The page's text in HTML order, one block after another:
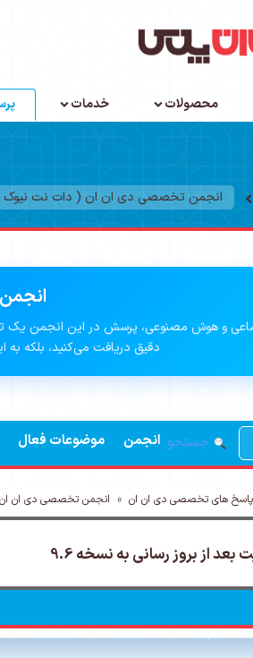
محصولات خدمات
انجمن تخصصی دی ان ان ( دات نت
و هوش مصنوعی، پرسش در این انجمن یک
دقیق دریافت می‌کنید، بلکه
انجمن موضوعات فعال جستجو
های تخصصی دی ان ان » انجمن تخصصی دی ان
از بروز رسانی به نسخه 9.6